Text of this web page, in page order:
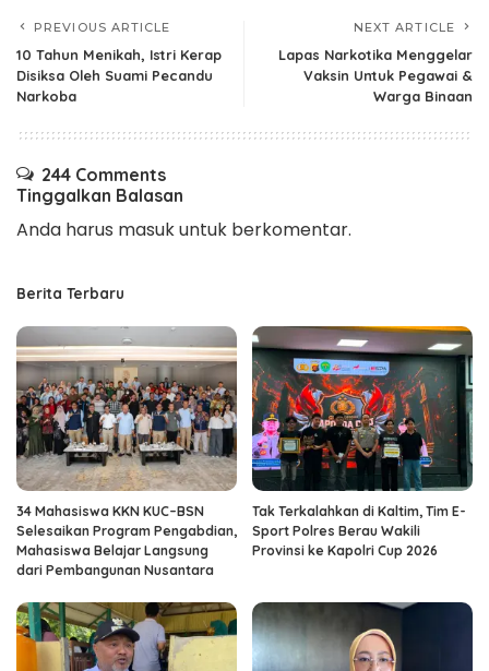
PREVIOUS ARTICLE
10 Tahun Menikah, Istri Kerap
Disiksa Oleh Suami Pecandu
Narkoba
NEXT ARTICLE
Lapas Narkotika Menggelar
Vaksin Untuk Pegawai &
Warga Binaan
244 Comments
Tinggalkan Balasan
Anda harus masukuntuk berkomentar.
Berita Terbaru
34 Mahasiswa KKN KUC–BSN
Selesaikan Program Pengabdian,
Mahasiswa Belajar Langsung
dari Pembangunan Nusantara
Tak Terkalahkan di Kaltim, Tim E-
Sport Polres Berau Wakili
Provinsi ke Kapolri Cup 2026